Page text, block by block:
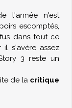
l'année n'est
escomptés,
dans tout ce
s'avère assez
3 reste un
de la critique